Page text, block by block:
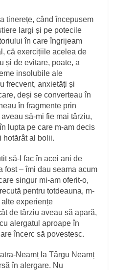
tinerețe, când începusem
largi și pe potecile
în care îngrijeam
că exercițiile acelea de
și de evitare, poate, a
insolubile ale
frecvent, anxietăți și
deși se converteau în
în fragmente prin
să-mi fie mai târziu,
lupta pe care m-am decis
hotărât al bolii.
să-l fac în acei ani de
fost – îmi dau seama acum
singur mi-am oferit-o,
pentru totdeauna, m-
experiențe
de târziu aveau să apară,
alergatul aproape în
încerc să povestesc.
Neamț la Târgu Neamț
în alergare. Nu